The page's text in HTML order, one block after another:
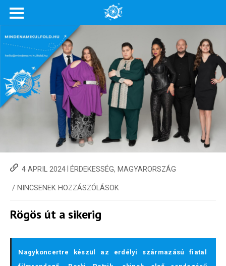
4 APRIL 2024 ÉRDEKESSÉG, MAGYARORSZÁG
/ NINCSENEK HOZZÁSZÓLÁSOK
Rögös út a sikerig
Nagykoncertre készül az erdélyi származású fiatal